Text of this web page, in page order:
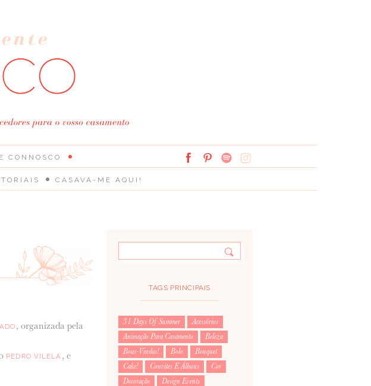
CASAVA-ME AQUI!
CONNOSCO
, organizada pela
PEDRO VILELA , e
TAGS PRINCIPAIS
31 Days Of Summer
Acessórios
Animação Para Casamento
Beleza
Boas-Vindas!
Bolo
Bouquet
Cake!
Convites E Álbuns
Cor
Decoração
Design Events